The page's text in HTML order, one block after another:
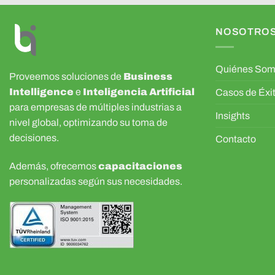
Proveemos soluciones de Business
Intelligence e Inteligencia Artificial
para empresas de múltiples industrias a
nivel global, optimizando su toma de
decisiones.
Además, ofrecemoscapacitaciones
personalizadas según sus necesidades.
Quiénes
Casos de
Insights
Contacto